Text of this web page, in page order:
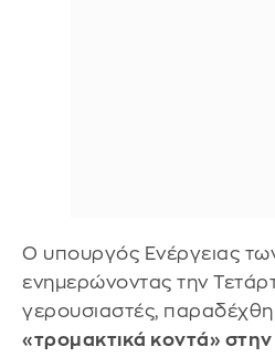
Ο υπουργός Ενέργειας
ενημερώνοντας την
γερουσιαστές,
«τρομακτικά κοντά»